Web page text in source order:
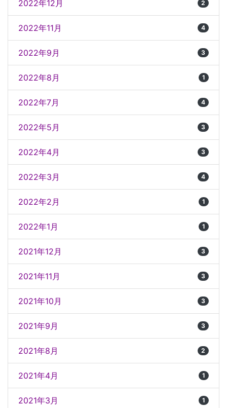
2022年12月 2
2022年11月 4
2022年9月 3
2022年8月 1
2022年7月 4
2022年5月 3
2022年4月 3
2022年3月 4
2022年2月 1
2022年1月 1
2021年12月 3
2021年11月 3
2021年10月 3
2021年9月 3
2021年8月 2
2021年4月 1
2021年3月 1